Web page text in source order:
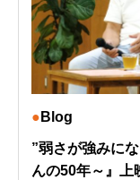
Blog
”弱さが強みに
んの50年～』上